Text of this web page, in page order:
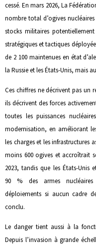
cessé. En mars 2026, La
nombre total d’ogives
stocks militaires
stratégiques et tactiques
de 2 100 maintenues en état
la Russie et les États-Unis, mais
Ces chiffres ne décrivent pas un
ils décrivent des forces
toutes les puissances
modernisation, en améliorant
les charges et les infrastructures
moins 600 ogives et accroîtrait
2023, tandis que les États-Unis
90 % des armes nucléaires
déploiements si aucun cadre
conclu.
Le danger tient aussi à la
Depuis l’invasion à grande